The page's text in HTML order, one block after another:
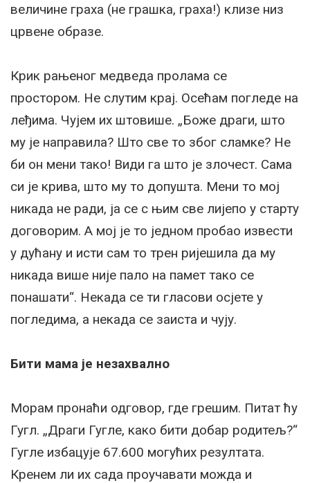
величине граха (не грашка, граха!) клизе низ
црвене образе.
Крик рањеног медведа пролама се
простором. Не слутим крај. Осећам погледе на
леђима. Чујем их штовише. „Боже драги, што
му је направила? Што све то због сламке? Не
би он мени тако! Види га што је злочест. Сама
си је крива, што му то допушта. Мени то мој
никада не ради, ја се с њим све лијепо у старту
договорим. А мој је то једном пробао извести
у дућану и исти сам то трен ријешила да му
никада више није пало на памет тако се
понашати“. Некада се ти гласови осјете у
погледима, а некада се заиста и чују.
Бити мама је незахвално
Морам пронаћи одговор, где грешим. Питат ћу
Гугл. „Драги Гугле, како бити добар родитељ?“
Гугле избацује 67.600 могућих резултата.
Кренем ли их сада проучавати можда и